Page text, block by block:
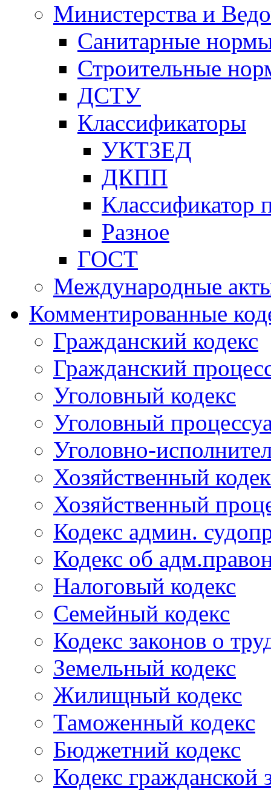
Министерства и
Санитарные
Строительные
ДСТУ
Классификаторы
УКТЗЕД
ДКПП
Классификатор
Разное
ГОСТ
Международные
Комментированные
Гражданский кодекс
Гражданский
Уголовный кодекс
Уголовный
Уголовно-
Хозяйственный
Хозяйственный
Кодекс админ.
Кодекс об
Налоговый кодекс
Семейный кодекс
Кодекс законов о
Земельный кодекс
Жилищный кодекс
Таможенный кодекс
Бюджетний кодекс
Кодекс гражданской